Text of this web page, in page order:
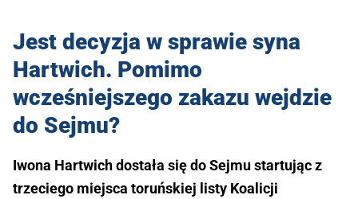
Jest decyzja w sprawie syna
Hartwich. Pomimo
wcześniejszego zakazu wejdzie
do Sejmu?
Iwona Hartwich dostała się do Sejmu startując z
trzeciego miejsca toruńskiej listy Koalicji